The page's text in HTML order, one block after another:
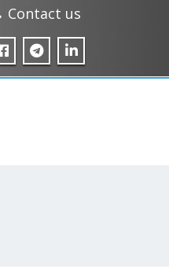
Contact us